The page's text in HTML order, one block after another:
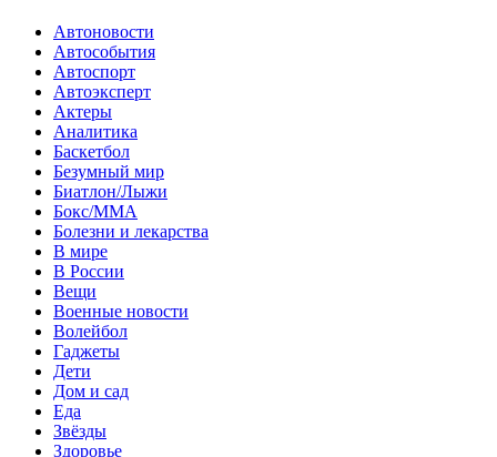
Автоновости
Автособытия
Автоспорт
Автоэксперт
Актеры
Аналитика
Баскетбол
Безумный мир
Биатлон/Лыжи
Бокс/MMA
Болезни и лекарства
В мире
В России
Вещи
Военные новости
Волейбол
Гаджеты
Дети
Дом и сад
Еда
Звёзды
Здоровье